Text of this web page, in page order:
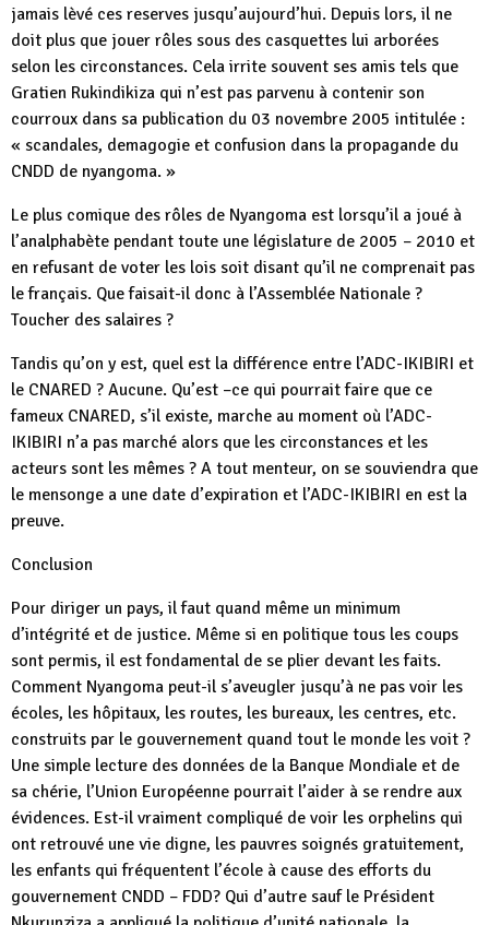
jamais lèvé ces reserves jusqu’aujourd’hui. Depuis lors, il ne
doit plus que jouer rôles sous des casquettes lui arborées
selon les circonstances. Cela irrite souvent ses amis tels que
Gratien Rukindikiza qui n’est pas parvenu à contenir son
courroux dans sa publication du 03 novembre 2005 intitulée :
« scandales, demagogie et confusion dans la propagande du
CNDD de nyangoma. »
Le plus comique des rôles de Nyangoma est lorsqu’il a joué à
l’analphabète pendant toute une législature de 2005 – 2010 et
en refusant de voter les lois soit disant qu’il ne comprenait pas
le français. Que faisait-il donc à l’Assemblée Nationale ?
Toucher des salaires ?
Tandis qu’on y est, quel est la différence entre l’ADC-IKIBIRI et
le CNARED ? Aucune. Qu’est –ce qui pourrait faire que ce
fameux CNARED, s’il existe, marche au moment où l’ADC-
IKIBIRI n’a pas marché alors que les circonstances et les
acteurs sont les mêmes ? A tout menteur, on se souviendra que
le mensonge a une date d’expiration et l’ADC-IKIBIRI en est la
preuve.
Conclusion
Pour diriger un pays, il faut quand même un minimum
d’intégrité et de justice. Même si en politique tous les coups
sont permis, il est fondamental de se plier devant les faits.
Comment Nyangoma peut-il s’aveugler jusqu’à ne pas voir les
écoles, les hôpitaux, les routes, les bureaux, les centres, etc.
construits par le gouvernement quand tout le monde les voit ?
Une simple lecture des données de la Banque Mondiale et de
sa chérie, l’Union Européenne pourrait l’aider à se rendre aux
évidences. Est-il vraiment compliqué de voir les orphelins qui
ont retrouvé une vie digne, les pauvres soignés gratuitement,
les enfants qui fréquentent l’école à cause des efforts du
gouvernement CNDD – FDD? Qui d’autre sauf le Président